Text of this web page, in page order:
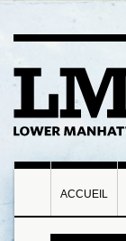
ACCUEIL